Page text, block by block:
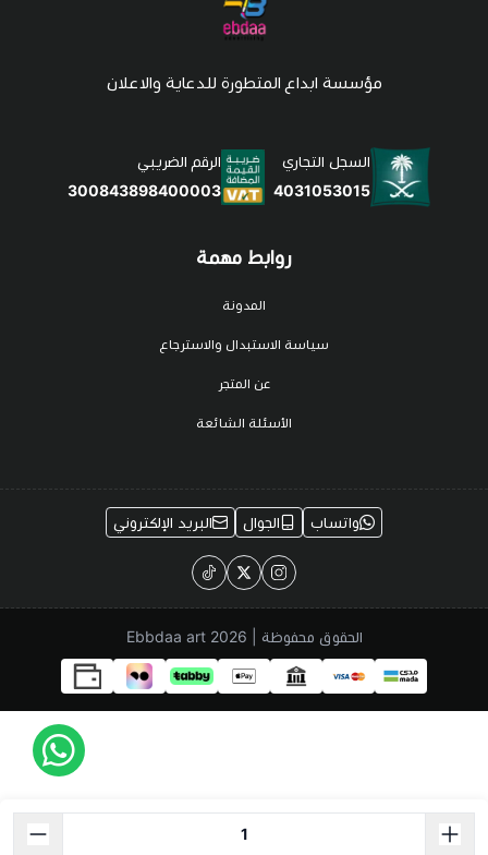
روابط مهمة
المدونة
سياسة الاستبدال والاسترجاع
عن المتجر
الأسئلة الشائعة
مؤسسة ابداع المتطورة للدعاية والاعلان
السجل التجاري
4031053015
الرقم الضريبي
300843898400003
واتساب الجوال البريد الإلكتروني
الحقوق محفوظة | 2026 Ebbdaa art